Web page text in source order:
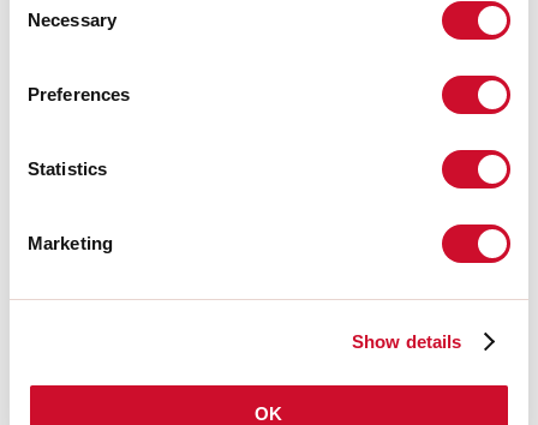
Selection
Necessary
Preferences
Statistics
Marketing
Show details
OK
CE-ZERTIFIZIERUNGEN
BIM/CAD